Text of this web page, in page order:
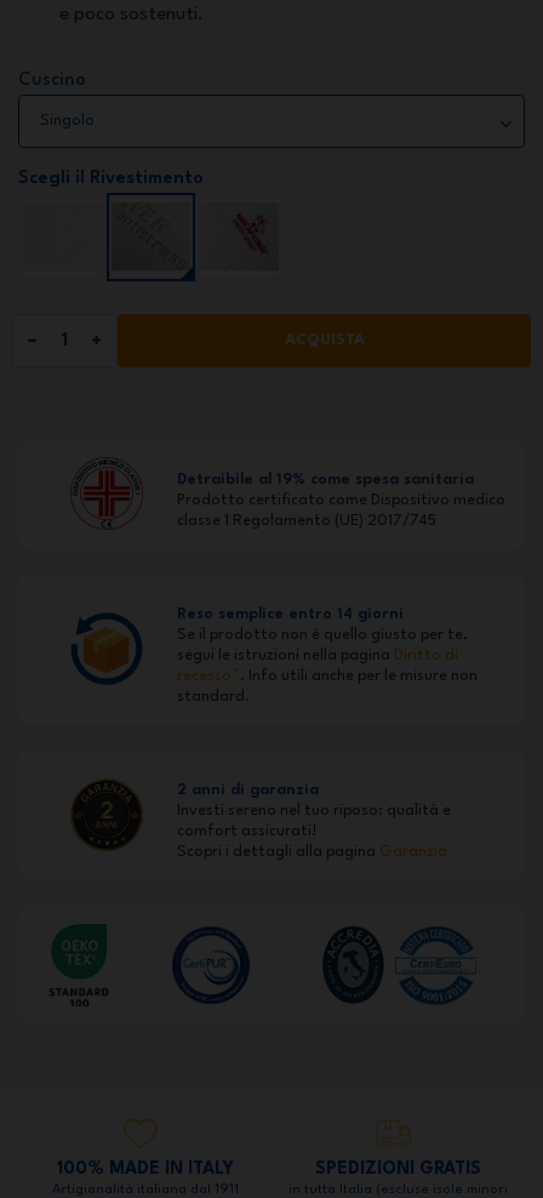
e poco sostenuti.
Cuscino
Scegli il Rivestimento
ACQUISTA
Detraibile al 19% come spesa sanitaria
Prodotto certificato come Dispositivo medico
classe 1 Regolamento (UE) 2017/745
Reso semplice entro 14 giorni
Se il prodotto non è quello giusto per te,
segui le istruzioni nella pagina Diritto di
recesso* . Info utili anche per le misure non
standard.
2 anni di garanzia
Investi sereno nel tuo riposo: qualità e
comfort assicurati!
Scopri i dettagli alla pagina Garanzia
100% MADE IN ITALY
Artigianalità italiana dal 1911
SPEDIZIONI GRATIS
in tutta Italia (escluse isole minori